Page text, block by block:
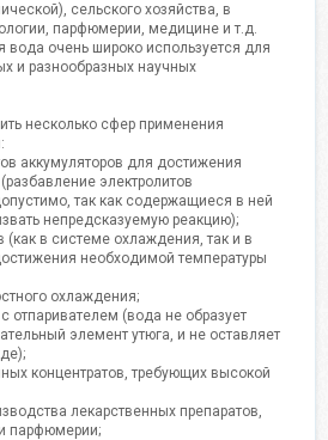
сельского хозяйства, в
парфюмерии, медицине и т.д.
вода очень широко используется для
и разнообразных научных
несколько сфер применения
аккумуляторов для достижения
электролитов
так как содержащиеся в ней
непредсказуемую реакцию);
(как в системе охлаждения, так и в
необходимой температуры
охлаждения;
отпаривателем (вода не образует
элемент утюга, и не оставляет
концентратов, требующих высокой
лекарственных препаратов,
парфюмерии;